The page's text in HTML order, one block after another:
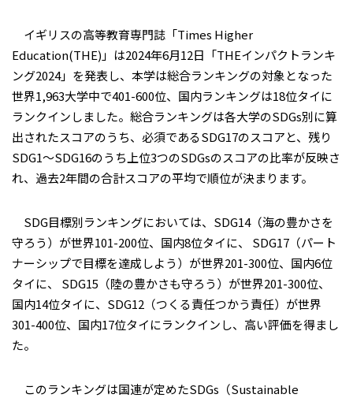
イギリスの高等教育専門誌「Times Higher
Education(THE)」は2024年6月12日「THEインパクトランキ
ング2024」を発表し、本学は総合ランキングの対象となった
世界1,963⼤学中で401-600位、国内ランキングは18位タイに
ランクインしました。総合ランキングは各大学のSDGs別に算
出されたスコアのうち、必須であるSDG17のスコアと、残り
SDG1～SDG16のうち上位3つのSDGsのスコアの比率が反映さ
れ、過去2年間の合計スコアの平均で順位が決まります。
SDG目標別ランキングにおいては、SDG14（海の豊かさを
守ろう）が世界101-200位、国内8位タイに、 SDG17（パート
ナーシップで目標を達成しよう）が世界201-300位、国内6位
タイに、 SDG15（陸の豊かさも守ろう）が世界201-300位、
国内14位タイに、SDG12（つくる責任つかう責任）が世界
301-400位、国内17位タイにランクインし、高い評価を得まし
た。
このランキングは国連が定めたSDGs（Sustainable